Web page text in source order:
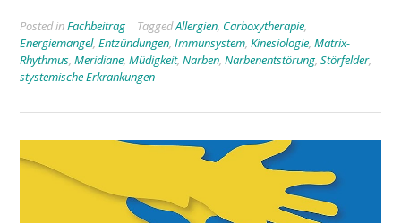
Posted inFachbeitrag TaggedAllergien, Carboxytherapie,
Energiemangel, Entzündungen, Immunsystem, Kinesiologie, Matrix-
Rhythmus, Meridiane, Müdigkeit, Narben, Narbenentstörung, Störfelder,
stystemische Erkrankungen